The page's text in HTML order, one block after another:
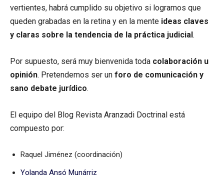
vertientes, habrá cumplido su objetivo si logramos que
queden grabadas en la retina y en la mente ideas claves
y claras sobre la tendencia de la práctica judicial .
Por supuesto, será muy bienvenida toda colaboración u
opinión. Pretendemos ser un foro de comunicación y
sano debate jurídico.
El equipo del Blog Revista Aranzadi Doctrinal está
compuesto por:
Raquel Jiménez (coordinación)
Yolanda Ansó Munárriz